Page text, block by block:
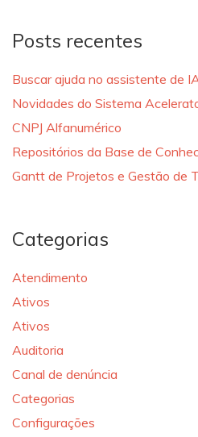
Posts recentes
Buscar ajuda no assistente de
Novidades do Sistema
CNPJ Alfanumérico
Repositórios da Base de
Gantt de Projetos e Gestão de
Categorias
Atendimento
Ativos
Ativos
Auditoria
Canal de denúncia
Categorias
Configurações